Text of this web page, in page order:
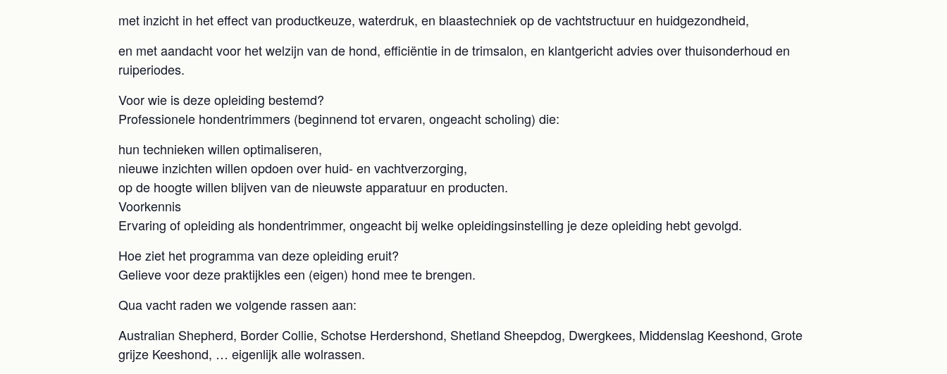
met inzicht in het effect van productkeuze, waterdruk, en blaastechniek op de vachtstructuur en huidgezondheid,
en met aandacht voor het welzijn van de hond, efficiëntie in de trimsalon, en klantgericht advies over thuisonderhoud en
ruiperiodes.
Voor wie is deze opleiding bestemd?
Professionele hondentrimmers (beginnend tot ervaren, ongeacht scholing) die:
hun technieken willen optimaliseren,
nieuwe inzichten willen opdoen over huid- en vachtverzorging,
op de hoogte willen blijven van de nieuwste apparatuur en producten.
Voorkennis
Ervaring of opleiding als hondentrimmer, ongeacht bij welke opleidingsinstelling je deze opleiding hebt gevolgd.
Hoe ziet het programma van deze opleiding eruit?
Gelieve voor deze praktijkles een (eigen) hond mee te brengen.
Qua vacht raden we volgende rassen aan:
Australian Shepherd, Border Collie, Schotse Herdershond, Shetland Sheepdog, Dwergkees, Middenslag Keeshond, Grote
grijze Keeshond, … eigenlijk alle wolrassen.